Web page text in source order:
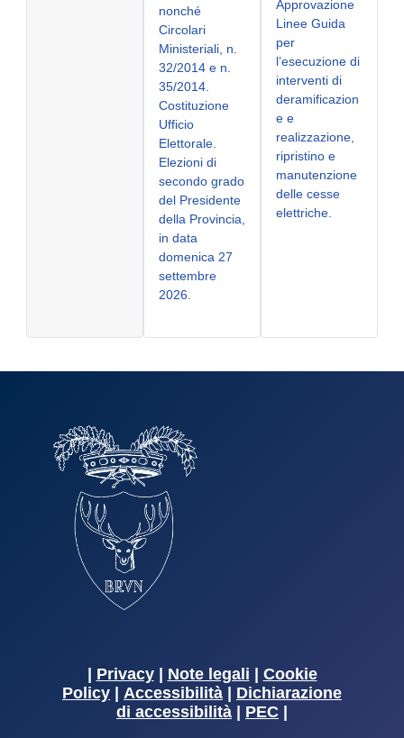
nonché
Circolari
Ministeriali, n.
32/2014 e n.
35/2014.
Costituzione
Ufficio
Elettorale.
Elezioni di
secondo grado
del Presidente
della Provincia,
in data
domenica 27
settembre
2026.
Approvazione
Linee Guida
per
l’esecuzione di
interventi di
deramificazion
e e
realizzazione,
ripristino e
manutenzione
delle cesse
elettriche.
Privacy| Note legali
Cookie
Policy
Accessibilità
Dichiarazione
di accessibilità
PEC